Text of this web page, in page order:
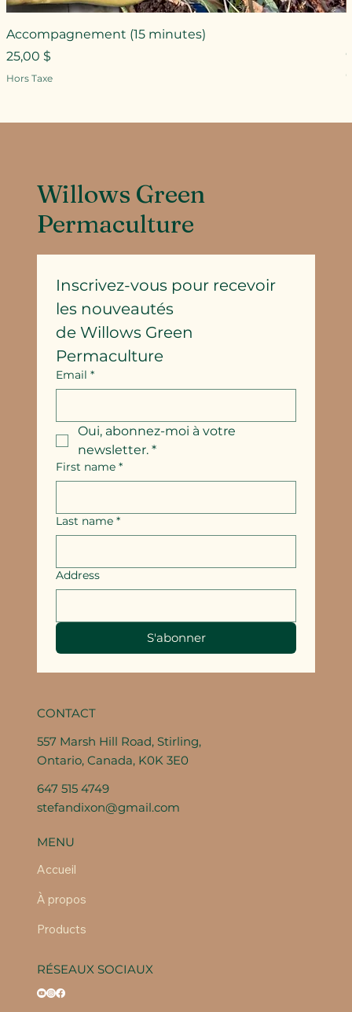
Accompagnement (15 minutes)
Prix
25,00 $
Hors Taxe
Willows Green
Permaculture
Inscrivez-vous pour recevoir
les nouveautés
de Willows Green
Permaculture
Email *
Oui, abonnez-moi à votre
newsletter. *
First name *
Last name *
Address
S'abonner
CONTACT
557 Marsh Hill Road, Stirling,
Ontario, Canada, K0K 3E0
647 515 4749
stefandixon@gmail.com
MENU
Accueil
À propos
Products
RÉSEAUX SOCIAUX